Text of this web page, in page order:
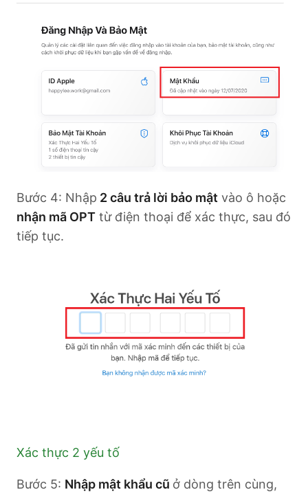
Bước 4: Nhập 2 câu trả lời bảo mật vào ô hoặc
nhận mã OPT từ điện thoại để xác thực, sau đó
tiếp tục.
Xác thực 2 yếu tố
Bước 5: Nhập mật khẩu cũ ở dòng trên cùng,